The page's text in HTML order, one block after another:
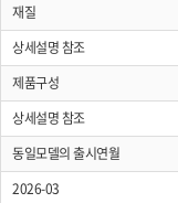
재질
상세설명 참조
제품구성
상세설명 참조
동일모델의 출시연월
2026-03